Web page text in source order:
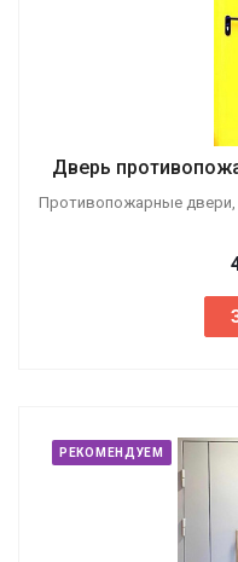
Дверь
Противопожарные двери,
РЕКОМЕНДУЕМ